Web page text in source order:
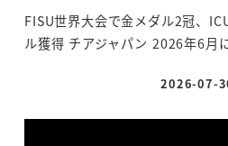
FISU世界大会で金メダル2冠、
ル獲得 チアジャパン 2026年6
投稿日
2026-07-